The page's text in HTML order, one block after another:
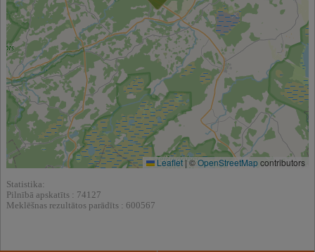
Leaflet|©OpenStreetMapcontributors
Statistika:
Pilnībā apskatīts : 74127
Meklēšnas rezultātos parādīts : 600567